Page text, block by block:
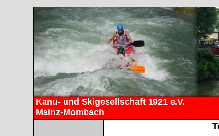
Kanu- und Skigesellschaft 1921 e.V.
Mainz-Mombach